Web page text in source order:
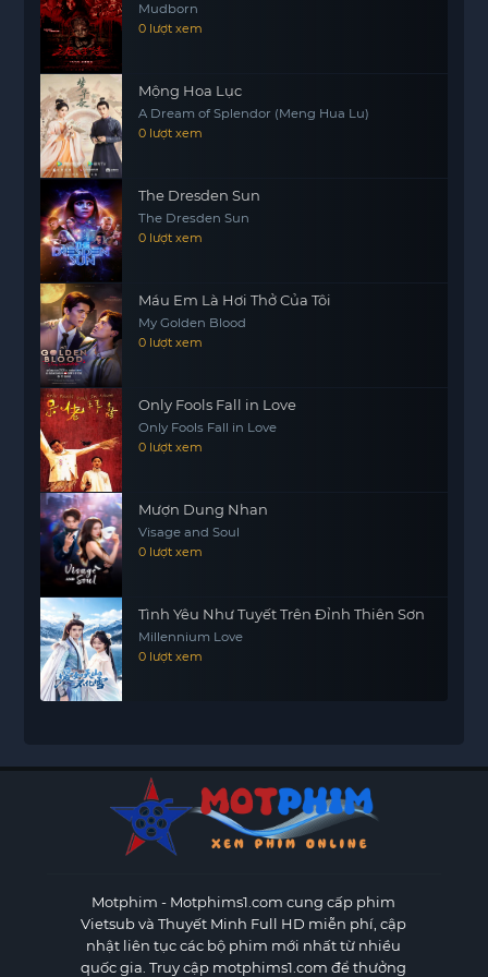
thân, nơi mà Rebecca phải tìm ra cách để đối mặt
với nỗi sợ hãi và vượt qua những rào cản tâm lý.
Liệu cô có thể tìm ra sự thật và thoát khỏi những
ám ảnh của quá khứ hay không? Hãy cùng theo
dõi hành trình của Rebecca trong Trợ lý nhà xác.
Mudborn
0 lượt xem
Mộng Hoa Lục
A Dream of Splendor (Meng Hua Lu)
0 lượt xem
The Dresden Sun
The Dresden Sun
0 lượt xem
Máu Em Là Hơi Thở Của Tôi
My Golden Blood
0 lượt xem
Only Fools Fall in Love
Only Fools Fall in Love
0 lượt xem
Mượn Dung Nhan
Visage and Soul
0 lượt xem
Tình Yêu Như Tuyết Trên Đỉnh Thiên Sơn
Millennium Love
0 lượt xem
Motphim - Motphims1.com cung cấp phim
Vietsub và Thuyết Minh Full HD miễn phí, cập
nhật liên tục các bộ phim mới nhất từ nhiều
quốc gia. Truy cập motphims1.com để thưởng